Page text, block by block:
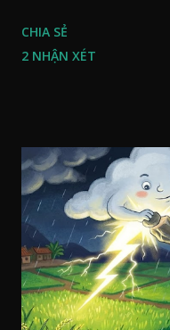
CHIA SẺ
2 NHẬN XÉT